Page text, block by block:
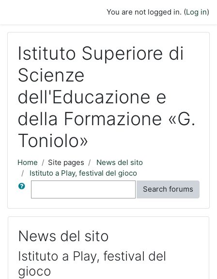
You are not logged in. (Log in)
Istituto Superiore di
Scienze
dell'Educazione e
della Formazione «G.
Toniolo»
Home Site pages
News del sito
Istituto a Play, festival del gioco
Search
Search forums
News del sito
Istituto a Play, festival del
gioco